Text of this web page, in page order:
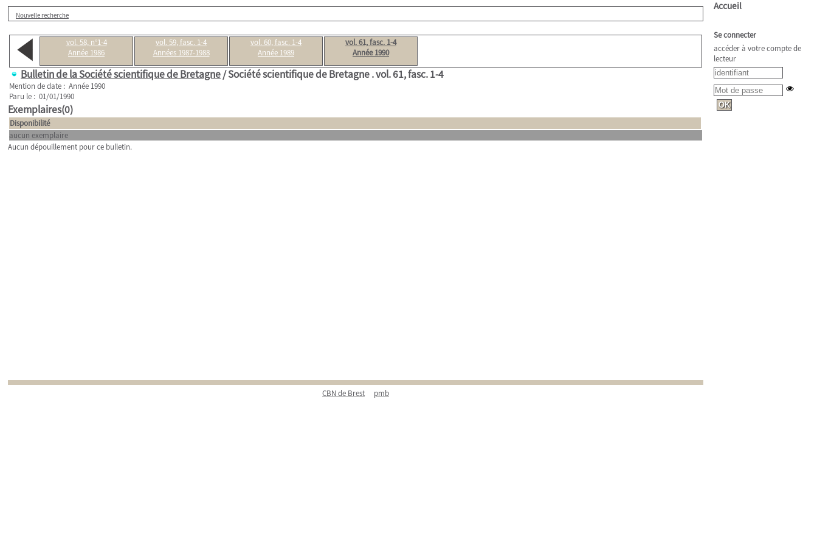
Nouvelle recherche
vol. 58, n°1-4
Année 1986
vol. 59, fasc. 1-4
Années 1987-1988
vol. 60, fasc. 1-4
Année 1989
vol. 61, fasc. 1-4
Année 1990
Bulletin de la Société scientifique de Bretagne/ Société scientifique de Bretagne .vol. 61, fasc. 1-4
Mention de date : Année 1990
Paru le : 01/01/1990
Exemplaires(0)
Disponibilité
aucun exemplaire
Aucun dépouillement pour ce bulletin.
CBN de Brest pmb
Accueil
Se connecter
accéder à votre compte de
lecteur